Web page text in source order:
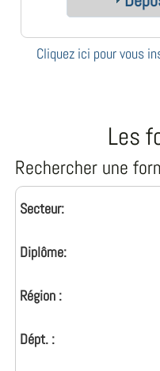
Cliquez ici pour vous
Les
Rechercher une
Secteur:
Diplôme:
Région :
Dépt. :